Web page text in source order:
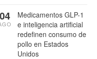
Medicamentos GLP-1
e inteligencia artificial
redefinen consumo de
pollo en Estados
Unidos
04